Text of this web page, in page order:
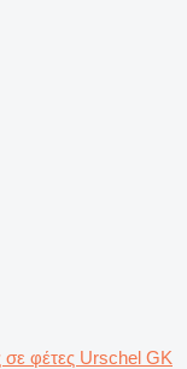
φέτες Urschel GK